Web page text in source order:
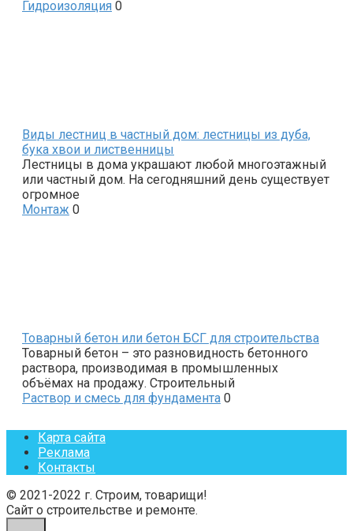
Гидроизоляция 0
Виды лестниц в частный дом: лестницы из дуба,
бука хвои и лиственницы
Лестницы в дома украшают любой многоэтажный
или частный дом. На сегодняшний день существует
огромное
Монтаж 0
Товарный бетон или бетон БСГ для строительства
Товарный бетон – это разновидность бетонного
раствора, производимая в промышленных
объёмах на продажу. Строительный
Раствор и смесь для фундамента 0
Карта сайта
Реклама
Контакты
© 2021-2022 г. Строим, товарищи!
Сайт о строительстве и ремонте.